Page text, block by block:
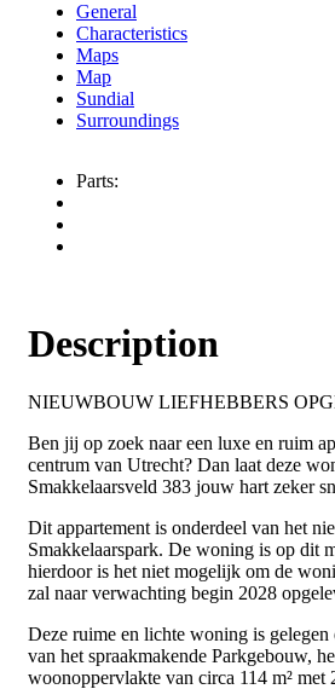
General
Characteristics
Maps
Map
Sundial
Surroundings
Parts:
Description
NIEUWBOUW LIEFHEBBERS
Ben jij op zoek naar een luxe en ruim
centrum van Utrecht? Dan laat deze
Smakkelaarsveld 383 jouw hart zeker
Dit appartement is onderdeel van het
Smakkelaarspark. De woning is op dit
hierdoor is het niet mogelijk om de
zal naar verwachting begin 2028
Deze ruime en lichte woning is
van het spraakmakende Parkgebouw,
woonoppervlakte van circa 114 m² met